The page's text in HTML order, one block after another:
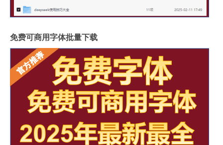
免费可商用字体批量下载